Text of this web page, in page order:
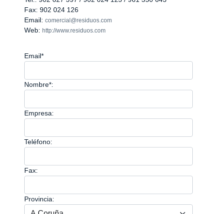
Fax: 902 024 126
Email: comercial@residuos.com
Web: http://www.residuos.com
Email*
Nombre*:
Empresa:
Teléfono:
Fax:
Provincia: